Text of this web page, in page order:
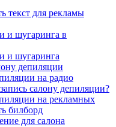
текст для рекламы
и шугаринга в
и шугаринга
депиляции
на радио
салону депиляции?
на рекламных
билборд
для салона